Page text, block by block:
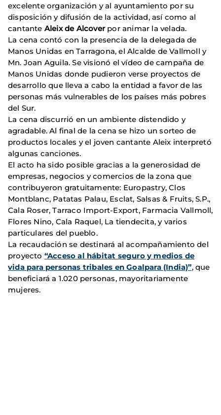
excelente organización y al ayuntamiento por su
disposición y difusión de la actividad, así como al
cantante Aleix de Alcoverpor animar la velada.
La cena contó con la presencia de la delegada de
Manos Unidas en Tarragona, el Alcalde de Vallmoll y
Mn. Joan Aguila. Se visionó el vídeo de campaña de
Manos Unidas donde pudieron verse proyectos de
desarrollo que lleva a cabo la entidad a favor de las
personas más vulnerables de los países más pobres
del Sur.
La cena discurrió en un ambiente distendido y
agradable. Al final de la cena se hizo un sorteo de
productos locales y el joven cantante Aleix interpretó
algunas canciones.
El acto ha sido posible gracias a la generosidad de
empresas, negocios y comercios de la zona que
contribuyeron gratuitamente: Europastry, Clos
Montblanc, Patatas Palau, Esclat, Salsas & Fruits, S.P.,
Cala Roser, Tarraco Import-Export, Farmacia Vallmoll,
Flores Nino, Cala Raquel, La tiendecita, y varios
particulares del pueblo.
La recaudación se destinará al acompañamiento del
proyecto “Acceso al hábitat seguro y medios de
vida para personas tribales en Goalpara (India)”, que
beneficiará a 1.020 personas, mayoritariamente
mujeres.